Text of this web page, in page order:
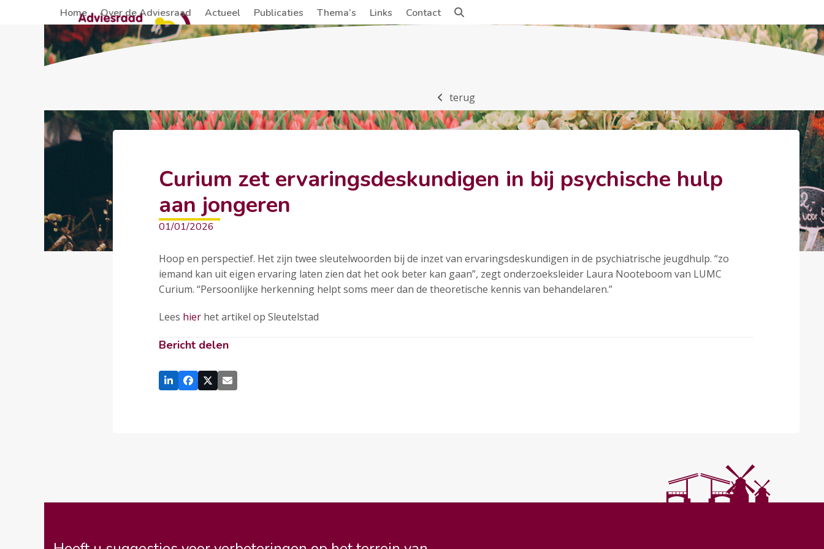
Home Over de Adviesraad Actueel Publicaties Thema’s Links Contact
terug
Curium zet ervaringsdeskundigen in bij psychische hulp
aan jongeren
01/01/2026
Hoop en perspectief. Het zijn twee sleutelwoorden bij de inzet van ervaringsdeskundigen in de psychiatrische jeugdhulp. “zo
iemand kan uit eigen ervaring laten zien dat het ook beter kan gaan”, zegt onderzoeksleider Laura Nooteboom van LUMC
Curium. “Persoonlijke herkenning helpt soms meer dan de theoretische kennis van behandelaren.”
Lees hier het artikel op Sleutelstad
Bericht delen